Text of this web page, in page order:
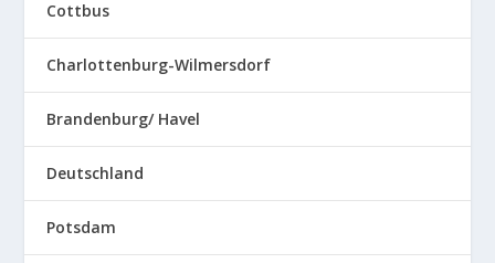
Cottbus
Charlottenburg-Wilmersdorf
Brandenburg/ Havel
Deutschland
Potsdam